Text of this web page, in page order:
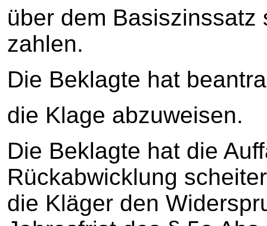
über dem
zahlen.
Die Beklagte hat
die Klage abzuweisen.
Die Beklagte hat die
Rückabwicklung
die Kläger den